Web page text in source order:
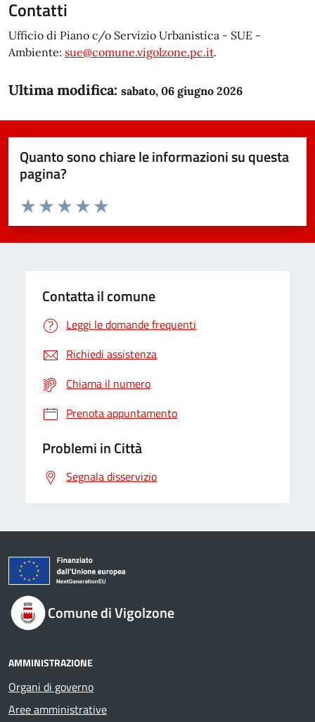
Contatti
Ufficio di Piano c/o Servizio Urbanistica - SUE -
Ambiente: sue@comune.vigolzone.pc.it.
Ultima modifica: sabato, 06 giugno 2026
Quanto sono chiare le informazioni su questa
pagina?
Domanda
Valuta da 1 a 5 stelle la pagina
Valuta 5 stelle su 5
Valuta 4 stelle su 5
Valuta 3 stelle su 5
Valuta 2 stelle su 5
Valuta 1 stelle su 5
Contatta il comune
Leggi le domande frequenti
Richiedi assistenza
Chiama il numero
Prenota appuntamento
Problemi in Città
Segnala disservizio
Comune di Vigolzone
AMMINISTRAZIONE
Organi di governo
Aree amministrative